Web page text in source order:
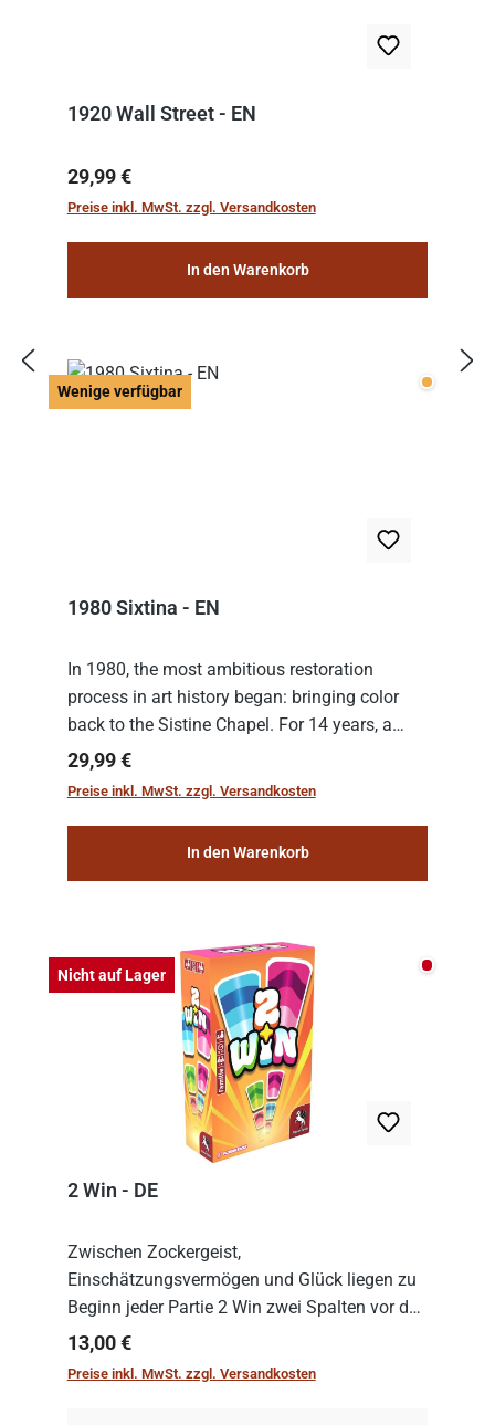
1920 Wall Street - EN
Regulärer Preis:
29,99 €
Preise inkl. MwSt. zzgl. Versandkosten
In den Warenkorb
Wenige verfügbar Wenige
1980 Sixtina - EN
In 1980, the most ambitious restoration
process in art history began: bringing color
back to the Sistine Chapel. For 14 years, a
team of experts from the Vatican undertook
the meticulous job of cleaning and
Regulärer Preis:
29,99 €
Preise inkl. MwSt. zzgl. Versandkosten
In den Warenkorb
Nicht auf Lager Nicht
2 Win - DE
Zwischen Zockergeist,
Einschätzungsvermögen und Glück liegen zu
Beginn jeder Partie 2 Win zwei Spalten vor den
Spielenden aus, die es in die Höhe zu treiben
gilt. Doch das geht natürlich nur, solange man
Regulärer Preis:
13,00 €
Preise inkl. MwSt. zzgl. Versandkosten